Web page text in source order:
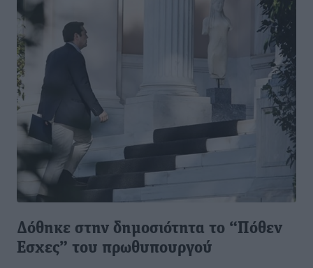
Δόθηκε στην δημοσιότητα το “Πόθεν
Εσχες” του πρωθυπουργού